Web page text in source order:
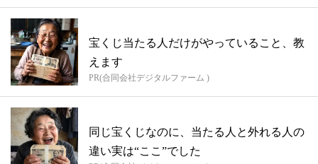
宝くじ当たる人だけがやっていること、教
えます
PR(合同会社デジタルファーム )
同じ宝くじなのに、当たる人と外れる人の
違い実は“ここ”でした